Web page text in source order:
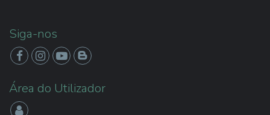
Siga-nos
Área do Utilizador